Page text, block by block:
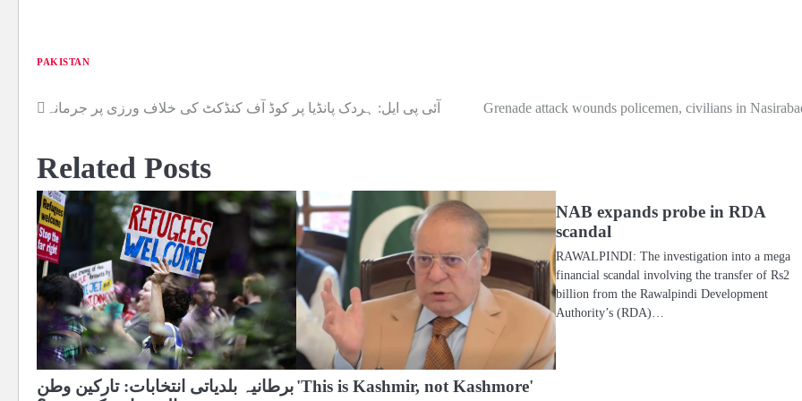
PAKISTAN
Post
آئی پی ایل: ہردک پانڈیا پر کوڈ آف کنڈکٹ کی خلاف ورزی پر جرمانہ Grenade attack wounds policemen, civilians in
Related Posts
برطانیہ بلدیاتی انتخابات: تارکین وطن'This is Kashmir, not Kashmore'
NAB expands probe in RDA
scandal
RAWALPINDI: The investigation into a mega
financial scandal involving the transfer of Rs2
billion from the Rawalpindi Development
Authority’s (RDA)…